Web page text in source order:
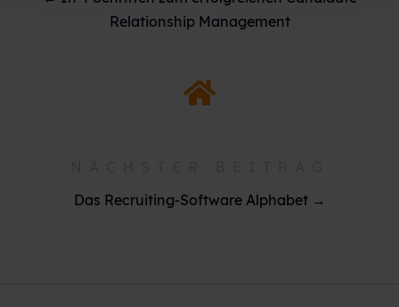
Relationship Management
Das Recruiting-Software Alphabet →